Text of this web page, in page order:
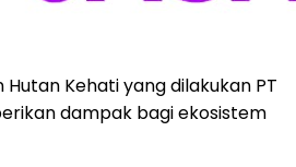
Kehati yang dilakukan PT
dampak bagi ekosistem